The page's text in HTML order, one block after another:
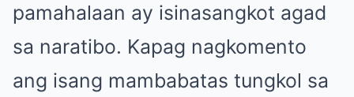
pamahalaan ay isinasangkot agad
sa naratibo. Kapag nagkomento
ang isang mambabatas tungkol sa